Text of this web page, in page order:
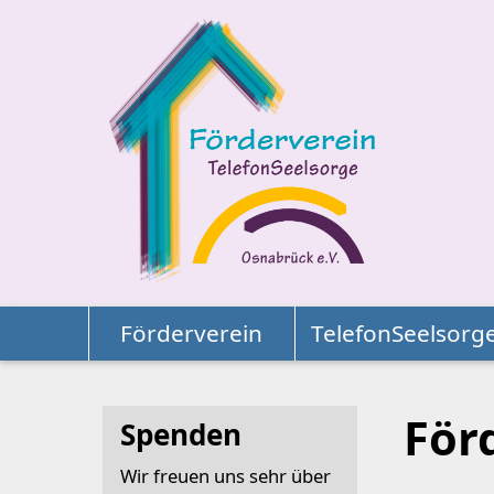
Direkt zum Inhalt springen
Förderverein
Spenden
Wir freuen uns sehr über